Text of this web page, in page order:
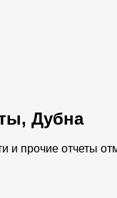
Дубна
прочие отчеты